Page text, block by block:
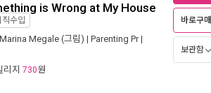
is Wrong at My House
직수입
Marina Megale (그림) | Parenting Pr|
지 730원
바로구매
보관함